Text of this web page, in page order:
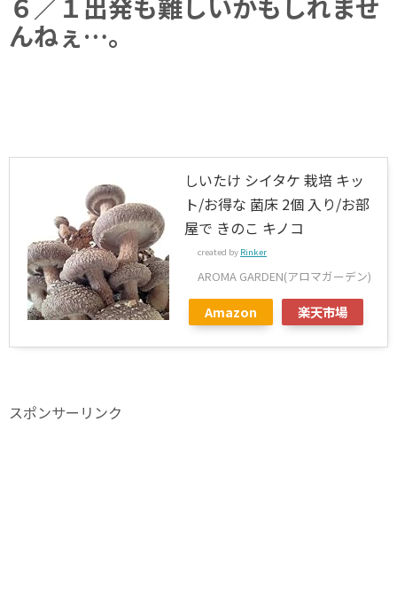
６／１出発も難しいかもしれませ
んねぇ…。
しいたけ シイタケ 栽培 キッ
ト/お得な 菌床 2個 入り/お部
屋で きのこ キノコ
created by Rinker
AROMA GARDEN(アロマガーデン)
Amazon 楽天市場
スポンサーリンク